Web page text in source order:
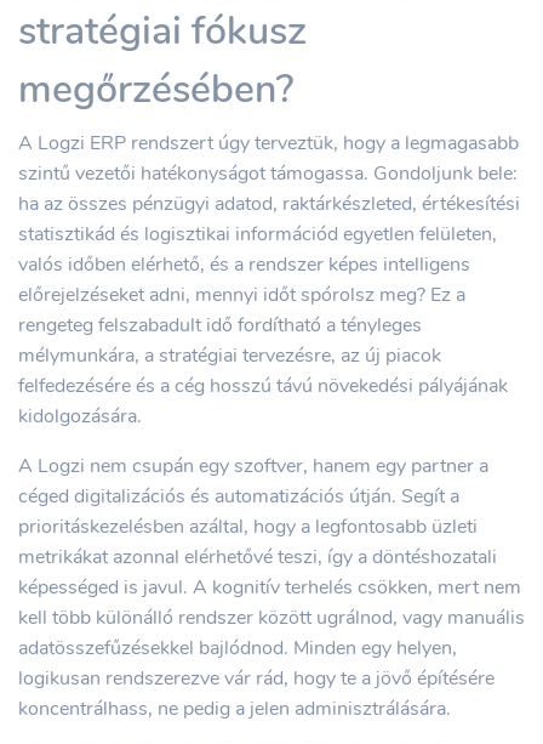
stratégiai fókusz
megőrzésében?
A Logzi ERP rendszert úgy terveztük, hogy a legmagasabb
szintű vezetői hatékonyságot támogassa. Gondoljunk bele:
ha az összes pénzügyi adatod, raktárkészleted, értékesítési
statisztikád és logisztikai információd egyetlen felületen,
valós időben elérhető, és a rendszer képes intelligens
előrejelzéseket adni, mennyi időt spórolsz meg? Ez a
rengeteg felszabadult idő fordítható a tényleges
mélymunkára, a stratégiai tervezésre, az új piacok
felfedezésére és a cég hosszú távú növekedési pályájának
kidolgozására.
A Logzi nem csupán egy szoftver, hanem egy partner a
céged digitalizációs és automatizációs útján. Segít a
prioritáskezelésben azáltal, hogy a legfontosabb üzleti
metrikákat azonnal elérhetővé teszi, így a döntéshozatali
képességed is javul. A kognitív terhelés csökken, mert nem
kell több különálló rendszer között ugrálnod, vagy manuális
adatösszefűzésekkel bajlódnod. Minden egy helyen,
logikusan rendszerezve vár rád, hogy te a jövő építésére
koncentrálhass, ne pedig a jelen adminisztrálására.